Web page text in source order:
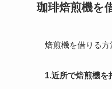
珈琲焙煎機を
焙煎機を借りる方
1.近所で焙煎機を